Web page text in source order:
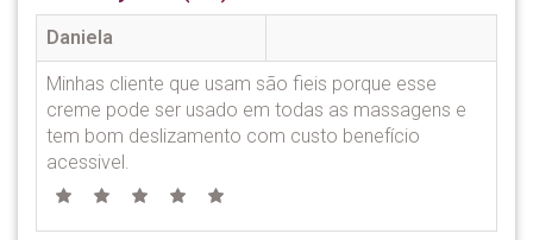
Daniela
Minhas cliente que usam são fieis porque esse
creme pode ser usado em todas as massagens e
tem bom deslizamento com custo benefício
acessivel.